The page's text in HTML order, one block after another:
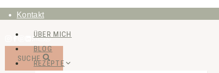
Zum
Inhalt
springen
Kontakt
SUCHE
ÜBER MICH
BLOG
REZEPTE